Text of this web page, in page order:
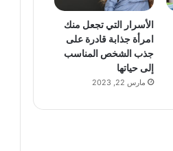
الأسرار التي تجعل منك
امرأة جذابة قادرة على
جذب الشخص المناسب
إلى حياتها
مارس 22, 2023